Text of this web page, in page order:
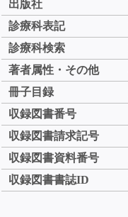
出版社
診療科表記
診療科検索
著者属性・その他
冊子目録
収録図書番号
収録図書請求記号
収録図書資料番号
収録図書書誌ID